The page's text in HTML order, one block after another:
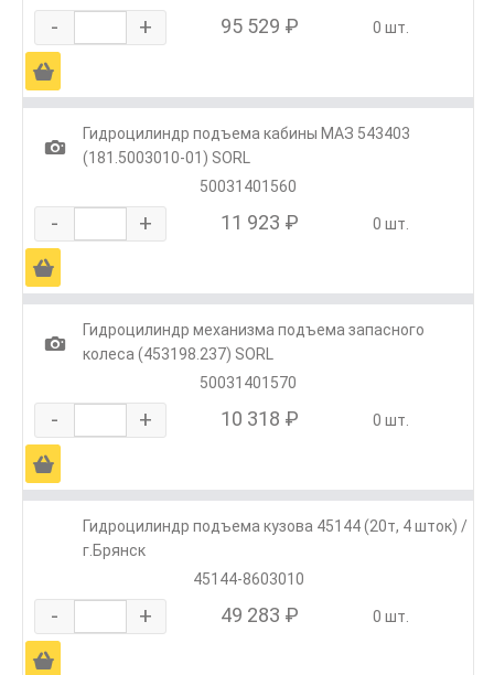
- + 95 529 ₽ 0 шт.
Ä
1
Гидроцилиндр подъема кабины МАЗ 543403
(181.5003010-01) SORL
50031401560
- + 11 923 ₽ 0 шт.
Ä
1
Гидроцилиндр механизма подъема запасного
колеса (453198.237) SORL
50031401570
- + 10 318 ₽ 0 шт.
Ä
Гидроцилиндр подъема кузова 45144 (20т, 4 шток) /
г.Брянск
45144-8603010
- + 49 283 ₽ 0 шт.
Ä